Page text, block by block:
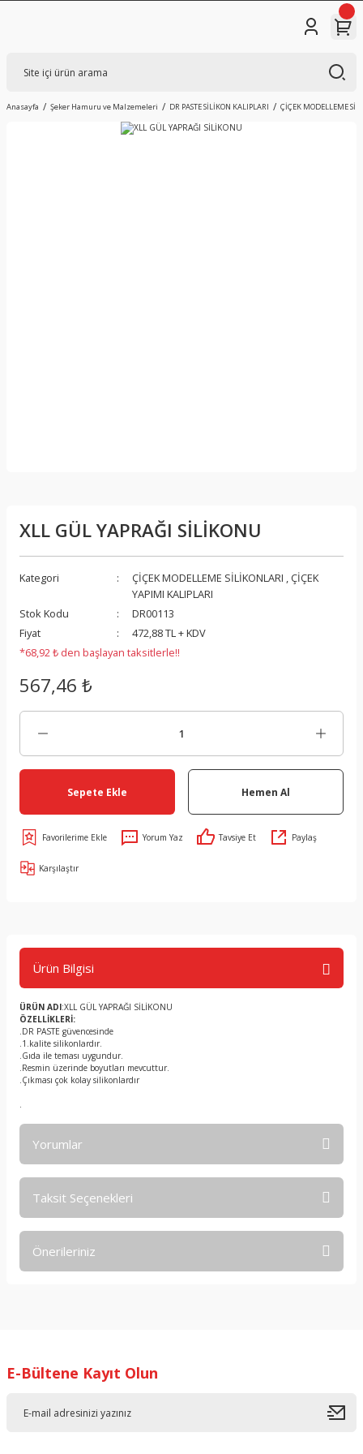
Anasayfa Şeker Hamuru ve Malzemeleri DR PASTE SİLİKON KALIPLARI ÇİÇEK MODELLEME
XLL GÜL YAPRAĞI SİLİKONU
Kategori ÇİÇEK MODELLEME SİLİKONLARI , ÇİÇEK
YAPIMI KALIPLARI
Stok Kodu
DR00113
Fiyat
472,88 TL + KDV
*68,92 ₺ den başlayan taksitlerle!!
567,46 ₺
Sepete Ekle Hemen Al
Yorum Yaz Tavsiye Et Paylaş
Karşılaştır
Ürün Bilgisi
ÜRÜN ADI:XLL GÜL YAPRAĞI SİLİKONU
ÖZELLİKLERİ:
.DR PASTE güvencesinde
.1.kalite silikonlardır.
.Gıda ile teması uygundur.
.Resmin üzerinde boyutları mevcuttur.
.Çıkması çok kolay silikonlardır
.
Yorumlar
Taksit Seçenekleri
Önerileriniz
Ürün resmi kalitesiz, bozuk veya görüntülenemiyor.
E-Bültene Kayıt Olun